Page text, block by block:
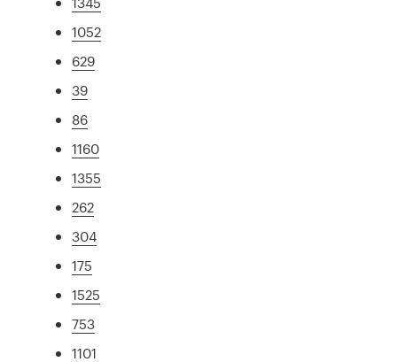
1052
629
39
86
1160
1355
262
304
175
1525
753
1101